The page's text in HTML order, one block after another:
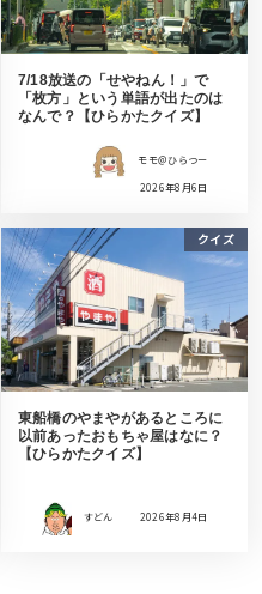
7/18放送の「せやねん！」で
「枚方」という単語が出たのは
なんで？【ひらかたクイズ】
モモ＠ひらつー
2026年8月6日
クイズ
東船橋のやまやがあるところに
以前あったおもちゃ屋はなに？
【ひらかたクイズ】
すどん 2026年8月4日